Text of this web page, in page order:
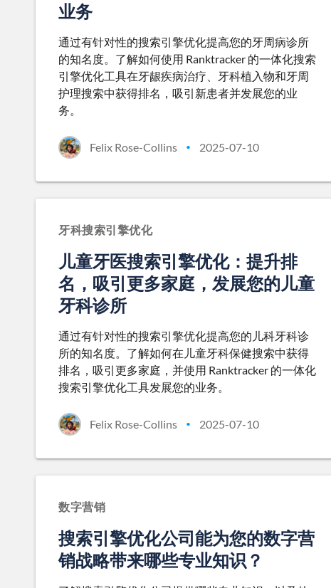
业务
通过有针对性的搜索引擎优化提高您的牙周病诊所
的知名度。了解如何使用 Ranktracker 的一体化搜索
引擎优化工具在牙龈疾病治疗、牙科植入物和牙周
护理搜索中获得排名，吸引新患者并发展您的业
务。
Felix Rose-Collins • 2025-07-10
牙科搜索引擎优化
儿童牙医搜索引擎优化：提升排
名，吸引更多家庭，发展您的儿童
牙科诊所
通过有针对性的搜索引擎优化提高您的儿科牙科诊
所的知名度。了解如何在儿童牙科保健搜索中获得
排名，吸引更多家庭，并使用 Ranktracker 的一体化
搜索引擎优化工具发展您的业务。
Felix Rose-Collins • 2025-07-10
数字营销
搜索引擎优化公司能为您的数字营
销战略带来哪些专业知识？